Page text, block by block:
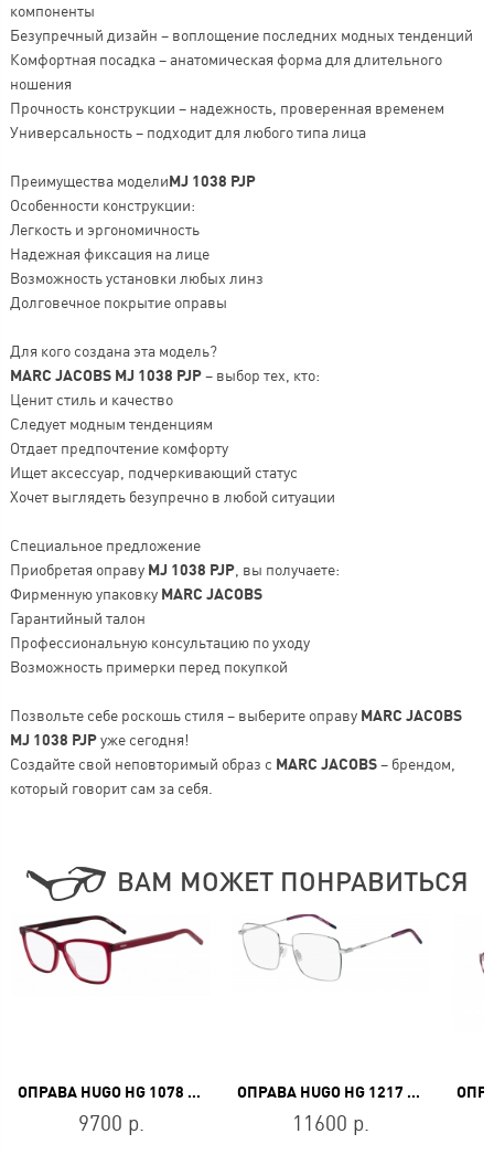
компоненты
Безупречный дизайн – воплощение последних модных тенденций
Комфортная посадка – анатомическая форма для длительного
ношения
Прочность конструкции – надежность, проверенная временем
Универсальность – подходит для любого типа лица
Преимущества моделиMJ 1038 PJP
Особенности конструкции:
Легкость и эргономичность
Надежная фиксация на лице
Возможность установки любых линз
Долговечное покрытие оправы
Для кого создана эта модель?
MARC JACOBS MJ 1038 PJP– выбор тех, кто:
Ценит стиль и качество
Следует модным тенденциям
Отдает предпочтение комфорту
Ищет аксессуар, подчеркивающий статус
Хочет выглядеть безупречно в любой ситуации
Специальное предложение
Приобретая оправу MJ 1038 PJP, вы получаете:
Фирменную упаковку MARC JACOBS
Гарантийный талон
Профессиональную консультацию по уходу
Возможность примерки перед покупкой
Позвольте себе роскошь стиля – выберите оправу MARC JACOBS
MJ 1038 PJPуже сегодня!
Создайте свой неповторимый образ с MARC JACOBS– брендом,
который говорит сам за себя.
ВАМ МОЖЕТ ПОНРАВИТЬСЯ
ОПРАВА HUGO HG 1078 0PA
9700 р.
ОПРАВА HUGO HG 1217 B6B
11600 р.